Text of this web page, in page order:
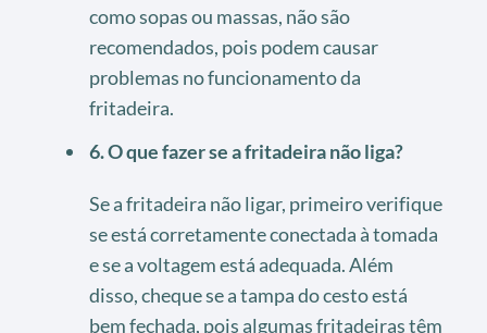
como sopas ou massas, não são
recomendados, pois podem causar
problemas no funcionamento da
fritadeira.
6. O que fazer se a fritadeira não liga?
Se a fritadeira não ligar, primeiro verifique
se está corretamente conectada à tomada
e se a voltagem está adequada. Além
disso, cheque se a tampa do cesto está
bem fechada, pois algumas fritadeiras têm